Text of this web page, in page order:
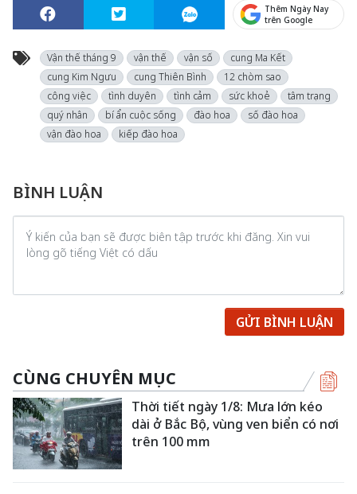
Thêm Ngày Nay
trên Google
Vận thế tháng 9 vận thế vận số
cung Ma Kết
cung Kim Ngưu
cung Thiên Bình
12 chòm sao
công việc
tình duyên tình cảm sức khoẻ
tâm trạng
quý nhân
bí ẩn cuộc sống đào hoa
số đào hoa
vận đào hoa
kiếp đào hoa
BÌNH LUẬN
GỬI BÌNH LUẬN
CÙNG CHUYÊN MỤC
Thời tiết ngày 1/8: Mưa lớn kéo
dài ở Bắc Bộ, vùng ven biển có nơi
trên 100 mm